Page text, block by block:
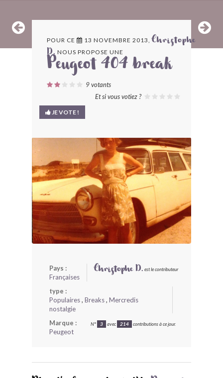
ARCHIVES
LES CONTRIBUTEURS
LE BLOG
BONJOURLAVIEILLE ?
MODÈLES ET MARQUES
COMMENT FONCTIONNE BLV ?
POUR CE 13 NOVEMBRE 2013,Christophe
D. NOUS PROPOSE UNE
Peugeot 404 break
9votants
Et si vous votiez ?
JE VOTE !
Pays :
Françaises
type :
Populaires, Breaks, Mercredis
nostalgie
Marque :
Peugeot
Christophe D. est le contributeur
N° 3 avec 214 contributions à ce jour.